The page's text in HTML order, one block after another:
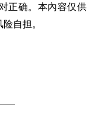
正确。本內容仅供
自担。